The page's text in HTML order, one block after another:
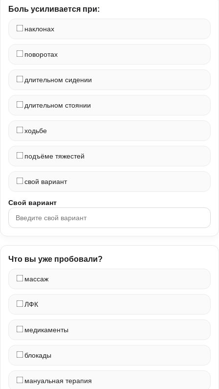
Боль усиливается при:
наклонах
поворотах
длительном сидении
длительном стоянии
ходьбе
подъёме тяжестей
свой вариант
Свой вариант
Что вы уже пробовали?
массаж
ЛФК
медикаменты
блокады
мануальная терапия